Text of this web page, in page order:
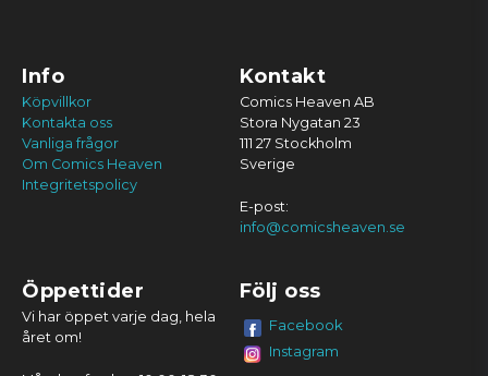
Info
Köpvillkor
Kontakta oss
Vanliga frågor
Om Comics Heaven
Integritetspolicy
Kontakt
Comics Heaven AB
Stora Nygatan 23
111 27 Stockholm
Sverige
E-post:
info@comicsheaven.se
Öppettider
Vi har öppet varje dag, hela
året om!
Följ oss
Facebook
Instagram